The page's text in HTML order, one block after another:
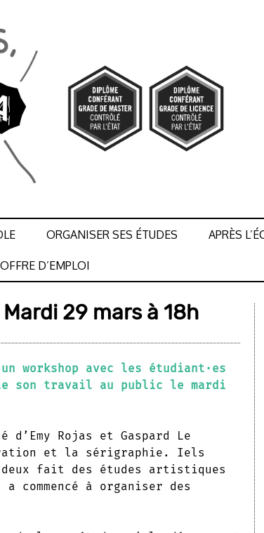
ORGANISER SES ÉTUDES APRÈS
OFFRE D’EMPLOI
29 mars à 18h
workshop avec les étudiant·es
son travail au public le mardi
Rojas et Gaspard Le
et la sérigraphie. Iels
fait des études artistiques
commencé à organiser des